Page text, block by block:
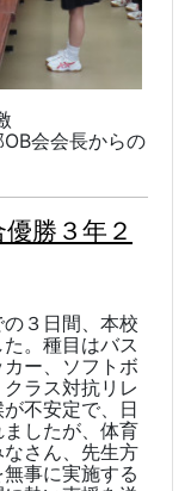
からの
勝３年２
３日間、本校
。種目はバス
ー、ソフトボ
ラス対抗リレ
不安定で、日
したが、体育
さん、先生方
事に実施する